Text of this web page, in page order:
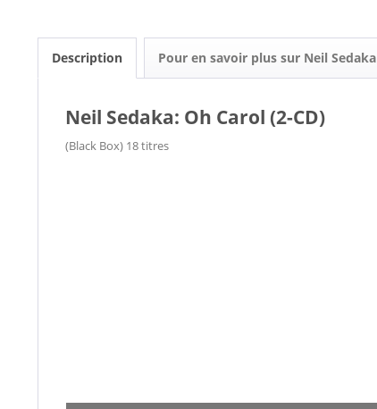
Description Pour en savoir plus sur Neil Sedaka
Neil Sedaka: Oh Carol (2-CD)
(Black Box) 18 titres